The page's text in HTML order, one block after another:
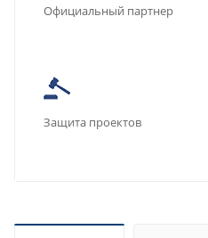
Официальный партнер
Защита проектов